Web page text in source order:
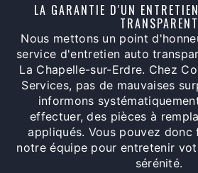
LA GARANTIE D'UN
TRANSPARENT
Nous mettons un point
service d'entretien auto
La Chapelle-sur-Erdre. Chez
Services, pas de mauvaises
informons
effectuer, des pièces à
appliqués. Vous pouvez donc
notre équipe pour entretenir
sérénité.